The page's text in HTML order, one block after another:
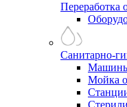
Переработка
Санитарно-
Машины
Мойка